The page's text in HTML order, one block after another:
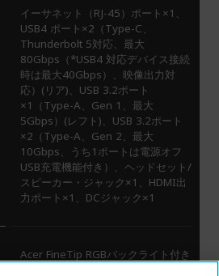
イーサネット（RJ-45）ポート×1、
USB4 ポート×2（Type-C、
Thunderbolt 5対応、最大
80Gbps（*USB4 対応デバイス接続
時は最大40Gbps）、映像出力対
応）(リア)、USB 3.2ポート
×1（Type-A、Gen 1、最大
5Gbps）(レフト)、USB 3.2ポート
×2（Type-A、Gen 2、最大
10Gbps、うち1ポートは電源オフ
USB充電機能付き）、ヘッドセット/
スピーカー・ジャック×1、HDMI出
力ポート×1、DCジャック×1
Acer FineTip RGBバックライト付き